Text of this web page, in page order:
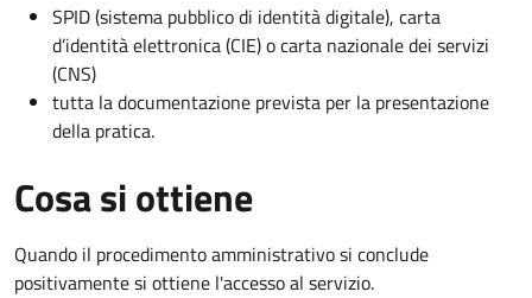
SPID (sistema pubblico di identità digitale), carta
d’identità elettronica (CIE) o carta nazionale dei servizi
(CNS)
tutta la documentazione prevista per la presentazione
della pratica.
Cosa si ottiene
Quando il procedimento amministrativo si conclude
positivamente si ottiene l'accesso al servizio.